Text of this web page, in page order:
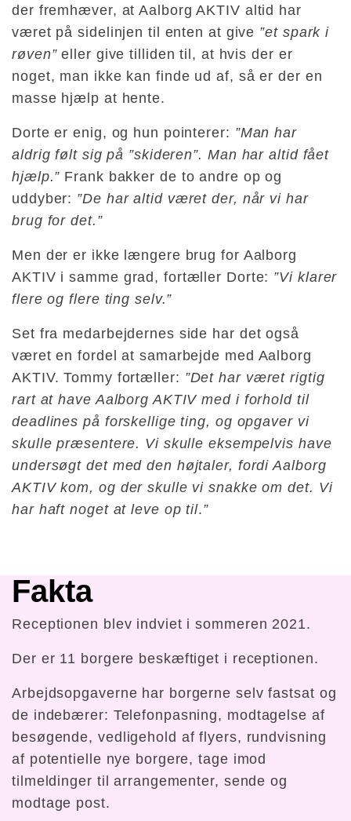
der fremhæver, at Aalborg AKTIV altid har
været på sidelinjen til enten at give ”et spark i
røven”eller give tilliden til, at hvis der er
noget, man ikke kan finde ud af, så er der en
masse hjælp at hente.
Dorte er enig, og hun pointerer: ”Man har
aldrig følt sig på ”skideren”. Man har altid fået
hjælp.” Frank bakker de to andre op og
uddyber: ”De har altid været der, når vi har
brug for det.”
Men der er ikke længere brug for Aalborg
AKTIV i samme grad, fortæller Dorte: ”Vi klarer
flere og flere ting selv.”
Set fra medarbejdernes side har det også
været en fordel at samarbejde med Aalborg
AKTIV. Tommy fortæller: ”Det har været rigtig
rart at have Aalborg AKTIV med i forhold til
deadlines på forskellige ting, og opgaver vi
skulle præsentere. Vi skulle eksempelvis have
undersøgt det med den højtaler, fordi Aalborg
AKTIV kom, og der skulle vi snakke om det. Vi
har haft noget at leve op til.”
Fakta
Receptionen blev indviet i sommeren 2021.
Der er 11 borgere beskæftiget i receptionen.
Arbejdsopgaverne har borgerne selv fastsat og
de indebærer: Telefonpasning, modtagelse af
besøgende, vedligehold af flyers, rundvisning
af potentielle nye borgere, tage imod
tilmeldinger til arrangementer, sende og
modtage post.